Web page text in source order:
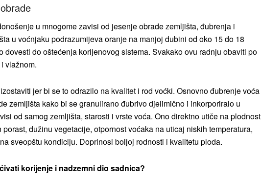
u mnogome zavisi od jesenje obrade zemljišta, đubrenja i
u voćnjaku podrazumijeva oranje na manjoj dubini od oko 15 do 18
dovesti do oštećenja korijenovog sistema. Svakako ovu radnju obaviti po
vlažnom.
jer bi se to odrazilo na kvalitet i rod voćki. Osnovno đubrenje voća
zemljišta kako bi se granulirano đubrivo djelimično i inkorporiralo u
od samog zemljišta, starosti i vrste voća. Ono direktno utiče na plodnost
dužinu vegetacije, otpornost voćaka na uticaj niskih temperatura,
sveopštu kondiciju. Doprinosi boljoj rodnosti i kvalitetu ploda.
korijenje i nadzemni dio sadnica?